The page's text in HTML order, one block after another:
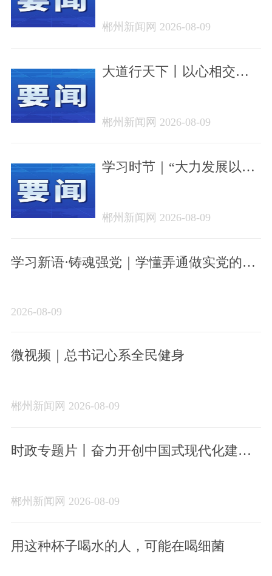
郴州新闻网 2026-08-09
大道行天下丨以心相交，
郴州新闻网 2026-08-09
学习时节｜“大力发展以人
郴州新闻网 2026-08-09
学习新语·铸魂强党｜学懂弄通做实党的创
2026-08-09
微视频｜总书记心系全民健身
郴州新闻网 2026-08-09
时政专题片丨奋力开创中国式现代化建设
郴州新闻网 2026-08-09
用这种杯子喝水的人，可能在喝细菌